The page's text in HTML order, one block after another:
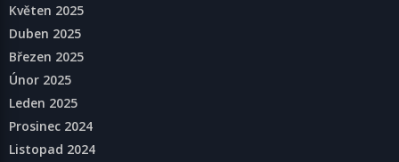
Květen 2025
Duben 2025
Březen 2025
Únor 2025
Leden 2025
Prosinec 2024
Listopad 2024